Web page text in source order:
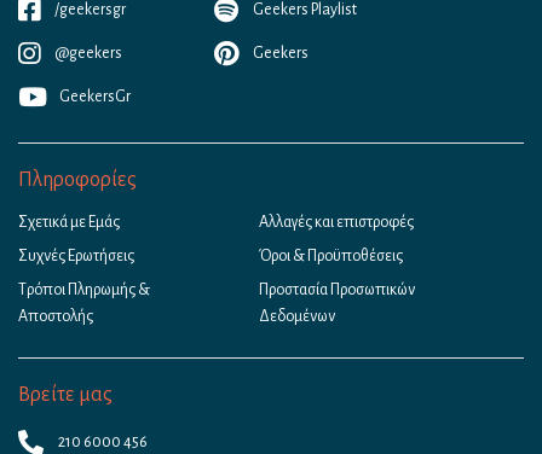
/geekersgr
@geekers
GeekersGr
Geekers Playlist
Geekers
Πληροφορίες
Σχετικά με Εμάς
Συχνές Ερωτήσεις
Τρόποι Πληρωμής &
Αποστολής
Αλλαγές και επιστροφές
Όροι & Προϋποθέσεις
Προστασία Προσωπικών
Δεδομένων
Βρείτε μας
210 6000 456